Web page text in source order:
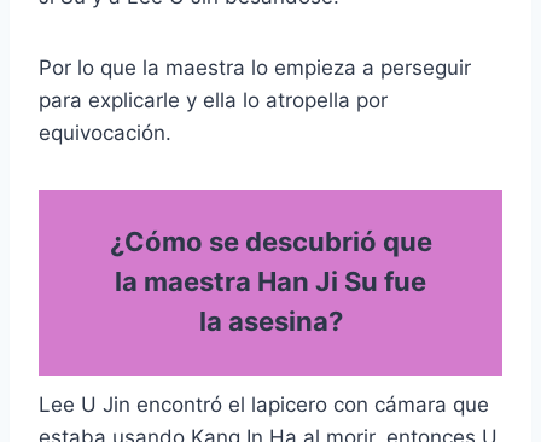
Por lo que la maestra lo empieza a perseguir
para explicarle y ella lo atropella por
equivocación.
¿Cómo se descubrió que
la maestra Han Ji Su fue
la asesina?
Lee U Jin encontró el lapicero con cámara que
estaba usando Kang In Ha al morir, entonces U